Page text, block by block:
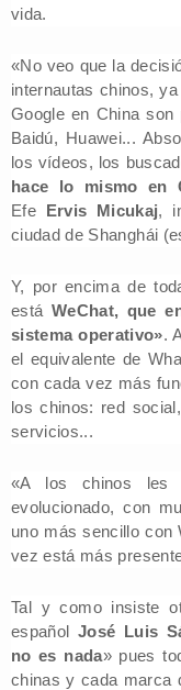
vida.
«No veo que la
internautas chinos,
Google en China son
Baidú, Huawei...
los vídeos, los
hace lo mismo en
Efe Ervis Micukaj,
ciudad de Shanghái
Y, por encima de
está WeChat, que
sistema operativo».
el equivalente de
con cada vez más
los chinos: red
servicios...
«A los chinos les
evolucionado, con
uno más sencillo con
vez está más
Tal y como insiste
españolJosé Luis
no es nada» pues
chinas y cada marca